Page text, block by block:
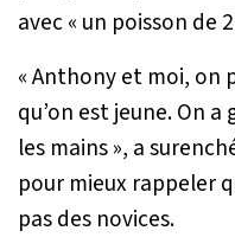
avec « un poisson de
«Anthony et moi, on
qu’on est jeune. On
les mains», a
pour mieux rappeler
pas des novices.